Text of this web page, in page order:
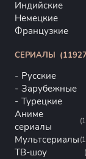
Индийские
Немецкие
Французкие
СЕРИАЛЫ
Русские
Зарубежные
Турецкие
Аниме
сериалы
Мультсериалы
ТВ-шоу